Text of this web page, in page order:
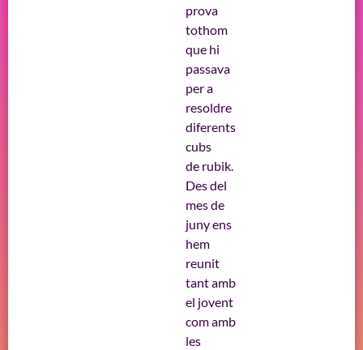
prova
tothom
que hi
passava
per a
resoldre
diferents
cubs
de rubik.
Des del
mes de
juny ens
hem
reunit
tant amb
el jovent
com amb
les